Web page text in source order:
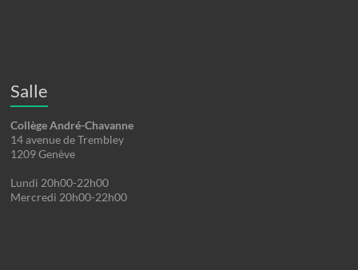
Salle
Collège André-Chavanne
14 avenue de Trembley
1209 Genève
Lundi 20h00-22h00
Mercredi 20h00-22h00